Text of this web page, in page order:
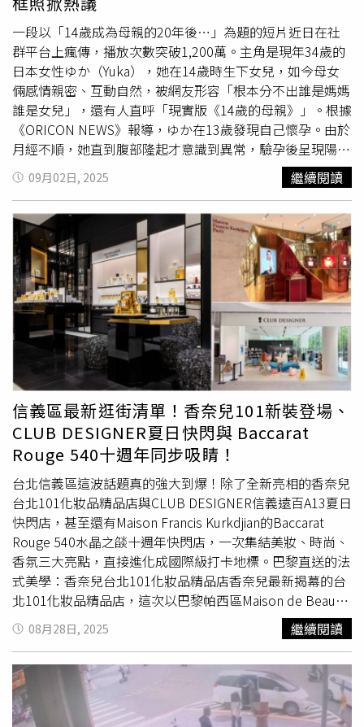
超級阿嬤》、《送行者：禮儀師的樂章》、《東京家族》等
代表作聞名，並曾2度獲得日本電影學院獎最佳女主角獎。
2017年，吉行在宣傳《家族真命苦2》時曾受訪表示：「雖
然我有家人，但我們沒有一起吃飯、悲傷或喜悅的經歷。如
今我一個人生活，本以為會在未曾體驗過這些情感的狀況下
結束人生，但透過這部電影，我第一次感受到『家人真
好』。」吉行和子的一生，從舞台到銀幕，從日本到海外，
跨越數十年，留下了獨特的藝術足跡與文字作品。她的離
世，讓日本文藝界失去了1位多才多藝的代表人物。
一段以「14歲成為母親的20年後…」為題的短片近日在社
群平台上瘋傳，播放次數突破1,200萬。主角是現年34歲的
日本女性ゆか（Yuka），她在14歲時生下女兒，如今母女
倆感情親密、互動自然，被網友形容「根本分不出誰是媽媽
誰是女兒」，還有人直呼「現實版《14歲的母親》」。根據
《ORICON NEWS》報導，ゆか在13歲發現自己懷孕。由於
月經不順，她直到腹部隆起才意識到異常，驗孕後呈現陽
性。她起初只向朋友傾訴，甚至幻想能以制服遮掩。與父母
溝通不良的她，從未考慮過尋求家人或學校幫助。直到懷孕
被揭穿，她仍難忘父母第一次直視她肚子的震驚神情。醫師
一句「隨時可能生產」讓父母陷入恐慌，卻讓她反而鬆了口
氣。14歲那年，她順利自然產下女兒，醫院因首次接生如此
年輕的產婦，甚至動員約15名護士陪同。ゆか坦言，在十多
歲承擔母親角色挑戰巨大，但自成為母親的那刻起，愛與責
任感已超越年齡。她也不諱言，年輕懷孕意味著承受外界批
判，父母當年也飽受指責。生產後，她在親戚協助下完成學
業，17歲考取美容師執照，19歲便靠積蓄與家人援助開設
接髮專門店，逐步償還學費與生活開支。她感謝一路上支持
她與女兒的人，讓她能追逐夢想。20年過去，母女關係更加
緊密。兩人曾共同經營女僕咖啡廳，一起渡過疫情時期的低
潮。如今女兒選擇回到家業工作，ゆか則回歸家庭主婦角
色，專注守護女兒的未來。在育兒觀念上，她強調「溝通」
與「陪伴」，主張「不是責罵，而是教導」，努力營造能讓
女兒保持笑容的環境。她笑稱，女兒既是女兒，也是妹妹、
朋友，更是最強大的夥伴。能與女兒分享美容、流行與生活
樂趣，是她最大的幸福，而她唯一的心願，就是女兒能遇到
好的人、過得幸福。
09月02日, 2025 繼續閱讀
信義區最新逛街清單！香奈兒101新裝登場、
CLUB DESIGNER夏日快閃與 Baccarat
Rouge 540十週年同步吸睛！
台北信義區這波話題真的強大到爆！除了全新亮相的香奈兒
台北101化妝品精品店與CLUB DESIGNER信義遠百A13夏日
快閃店，甚至還有Maison Francis Kurkdjian的Baccarat
Rouge 540水晶之燄十週年快閃店，一次集結美妝、時尚、
香氛三大亮點，直接進化成國際級打卡地標。巴黎直送的法
式美學：香奈兒台北101化妝品精品店香奈兒最新揭幕的台
北101化妝品精品店，這次以巴黎帕西區Maison de Beauté
的概念為靈感，整體延續品牌標誌性的黑白金米色調，走進
店裡，不只可以欣賞到傳奇N°5香水的專屬展示，還有完整
的彩妝、保養系列，甚至打造了以香奈兒女士私人寓所為靈
感的VIP休憩空間與專屬護膚室，讓逛街不只是買東西，更
是一趟全方位的美麗旅程。香奈兒台北101化妝品精品店不
僅巧妙演繹了香奈兒卓越的獨到品味與法式精神，更還原純
08月28日, 2025 繼續閱讀